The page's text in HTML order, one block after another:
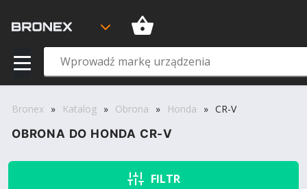
Bronex » Katalog » Obrona » Honda » CR-V
OBRONA DO HONDA CR-V
FILTR